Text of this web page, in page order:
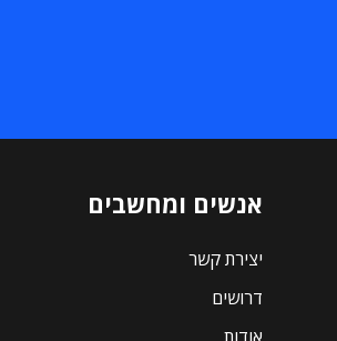
אנשים ומחשבים
יצירת קשר
דרושים